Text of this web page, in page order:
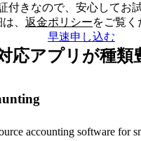
付きなので、安心してお
、 返金ポリシーをご覧く
早速申し込む
応アプリが種類
accounting software for